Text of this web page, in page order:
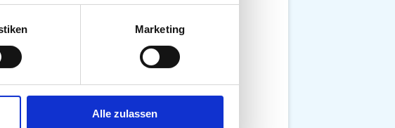
Marketing
Alle zulassen
September 2020
Januar 2020
Dezember 2019